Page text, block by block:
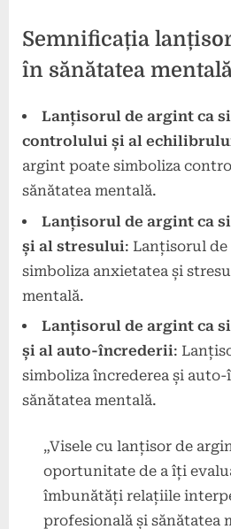
Semnificația
în sănătatea
Lanțisorul de argint ca
controlului și al
argint poate simboliza
sănătatea mentală.
Lanțisorul de argint ca
și al stresului: Lanțisorul
simboliza anxietatea și
mentală.
Lanțisorul de argint ca
și al auto-încrederii:
simboliza încrederea și
sănătatea mentală.
„Visele cu lanțisor de
oportunitate de a îți
îmbunătăți relațiile
profesională și sănătatea